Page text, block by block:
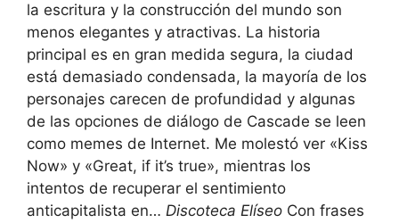
la escritura y la construcción del mundo son
menos elegantes y atractivas. La historia
principal es en gran medida segura, la ciudad
está demasiado condensada, la mayoría de los
personajes carecen de profundidad y algunas
de las opciones de diálogo de Cascade se leen
como memes de Internet. Me molestó ver «Kiss
Now» y «Great, if it’s true», mientras los
intentos de recuperar el sentimiento
anticapitalista en… Discoteca Elíseo Con frases